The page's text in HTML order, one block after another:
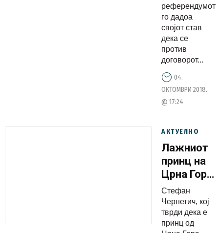
скоро 1,2
милиони
граѓани
кои
кажаа
„НЕ“ за
договорот
со Грција?
референдумот
го дадоа
својот став
дека се
против
договорот...
04.
ОКТОМВРИ 2018.
@ 17:24
АКТУЕЛНО
Лажниот
принц на
Црна Гора
го
Зоран
Заев
Стефан
Чернетич, кој
тврди дека е
принц од